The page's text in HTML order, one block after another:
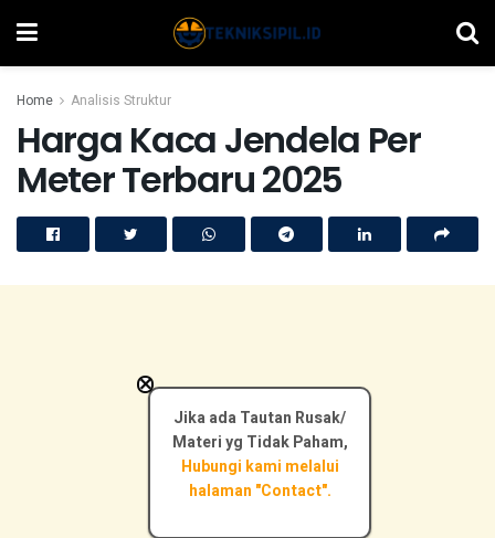
Home Analisis Struktur
Harga Kaca Jendela Per
Meter Terbaru 2025
Jika ada Tautan Rusak/
Materi yg Tidak Paham,
Hubungi kami melalui
halaman "Contact".
×